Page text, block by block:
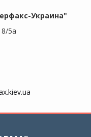
Украина"
5а